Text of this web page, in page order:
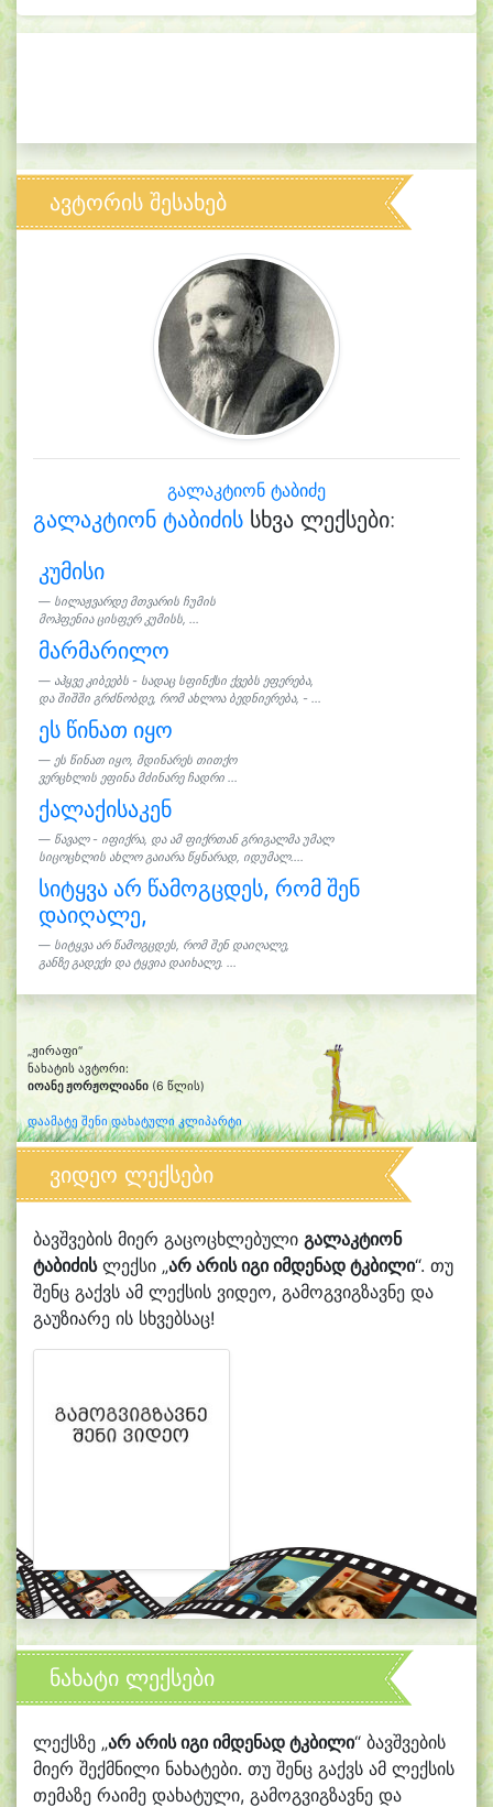
ავტორის შესახებ
გალაკტიონ ტაბიძე
გალაკტიონ ტაბიძის სხვა ლექსები:
კუმისი
სილაჟვარდე მთვარის ჩუმის
მოჰფენია ცისფერ კუმისს, ...
მარმარილო
აჰყვე კიბეებს - სადაც სფინქსი ქვებს ეფერება,
და შიშში გრძნობდე, რომ ახლოა ბედნიერება, - ...
ეს წინათ იყო
ეს წინათ იყო, მდინარეს თითქო
ვერცხლის ეფინა მძინარე ჩადრი ...
ქალაქისაკენ
წავალ - იფიქრა, და ამ ფიქრთან გრიგალმა უმალ
სიცოცხლის ახლო გაიარა წყნარად, იდუმალ....
სიტყვა არ წამოგცდეს, რომ შენ
დაიღალე,
სიტყვა არ წამოგცდეს, რომ შენ დაიღალე,
განზე გადექი და ტყვია დაიხალე. ...
„ჟირაფი“
ნახატის ავტორი:
იოანე ჟორჟოლიანი (6 წლის)
დაამატე შენი დახატული კლიპარტი
ვიდეო ლექსები
ბავშვების მიერ გაცოცხლებული გალაკტიონ
ტაბიძისლექსი „არ არის იგი იმდენად ტკბილი“. თუ
შენც გაქვს ამ ლექსის ვიდეო, გამოგვიგზავნე და
გაუზიარე ის სხვებსაც!
ნახატი ლექსები
ლექსზე „არ არის იგი იმდენად ტკბილი“ ბავშვების
მიერ შექმნილი ნახატები. თუ შენც გაქვს ამ ლექსის
თემაზე რაიმე დახატული, გამოგვიგზავნე და